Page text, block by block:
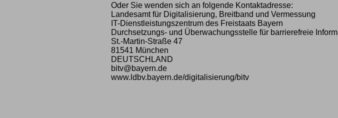
Oder Sie wenden sich an folgende Kontaktadresse:
Landesamt für Digitalisierung, Breitband und Vermessung
IT-Dienstleistungszentrum des Freistaats Bayern
Durchsetzungs- und Überwachungsstelle für barrierefreie
St.-Martin-Straße 47
81541 München
DEUTSCHLAND
bitv@bayern.de
www.ldbv.bayern.de/digitalisierung/bitv